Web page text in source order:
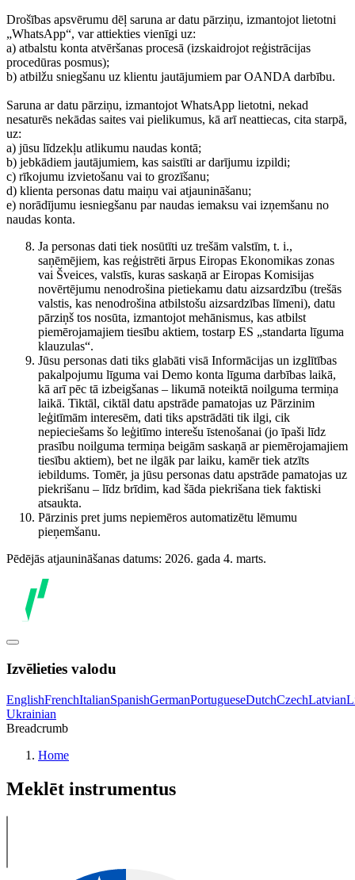
Drošības apsvērumu dēļ saruna ar datu pārziņu, izmantojot lietotni
„WhatsApp“, var attiekties vienīgi uz:
a) atbalstu konta atvēršanas procesā (izskaidrojot reģistrācijas
procedūras posmus);
b) atbilžu sniegšanu uz klientu jautājumiem par OANDA darbību.
Saruna ar datu pārziņu, izmantojot WhatsApp lietotni, nekad
nesaturēs nekādas saites vai pielikumus, kā arī neattiecas, cita starpā,
uz:
a) jūsu līdzekļu atlikumu naudas kontā;
b) jebkādiem jautājumiem, kas saistīti ar darījumu izpildi;
c) rīkojumu izvietošanu vai to grozīšanu;
d) klienta personas datu maiņu vai atjaunināšanu;
e) norādījumu iesniegšanu par naudas iemaksu vai izņemšanu no
naudas konta.
Ja personas dati tiek nosūtīti uz trešām valstīm, t. i.,
saņēmējiem, kas reģistrēti ārpus Eiropas Ekonomikas zonas
vai Šveices, valstīs, kuras saskaņā ar Eiropas Komisijas
novērtējumu nenodrošina pietiekamu datu aizsardzību (trešās
valstis, kas nenodrošina atbilstošu aizsardzības līmeni), datu
pārziņš tos nosūta, izmantojot mehānismus, kas atbilst
piemērojamajiem tiesību aktiem, tostarp ES „standarta līguma
klauzulas“.
Jūsu personas dati tiks glabāti visā Informācijas un izglītības
pakalpojumu līguma vai Demo konta līguma darbības laikā,
kā arī pēc tā izbeigšanas – likumā noteiktā noilguma termiņa
laikā. Tiktāl, ciktāl datu apstrāde pamatojas uz Pārzinim
leģitīmām interesēm, dati tiks apstrādāti tik ilgi, cik
nepieciešams šo leģitīmo interešu īstenošanai (jo īpaši līdz
prasību noilguma termiņa beigām saskaņā ar piemērojamajiem
tiesību aktiem), bet ne ilgāk par laiku, kamēr tiek atzīts
iebildums. Tomēr, ja jūsu personas datu apstrāde pamatojas uz
piekrišanu – līdz brīdim, kad šāda piekrišana tiek faktiski
atsaukta.
Pārzinis pret jums nepiemēros automatizētu lēmumu
pieņemšanu.
Pēdējās atjaunināšanas datums: 2026. gada 4. marts.
Izvēlieties valodu
EnglishFrenchItalianSpanishGermanPortugueseDutchCzechLatvian
Ukrainian
Breadcrumb
Home
Meklēt instrumentus